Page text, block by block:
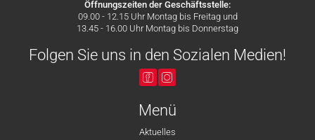
Öffnungszeiten der Geschäftsstelle:
09.00 - 12.15 Uhr Montag bis Freitag und
13.45 - 16.00 Uhr Montag bis Donnerstag
Folgen Sie uns in den Sozialen Medien!
Menü
Aktuelles